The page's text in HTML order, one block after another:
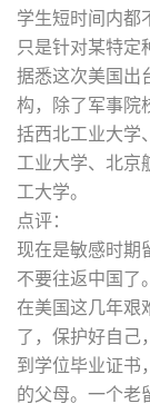
学生短时间内都
只是针对某特定
据悉这次美国出
构，除了军事院
括西北工业大学
工业大学、北京
工大学。
点评：
现在是敏感时期
不要往返中国了
在美国这几年艰
了，保护好自己
到学位毕业证书
的父母。一个老